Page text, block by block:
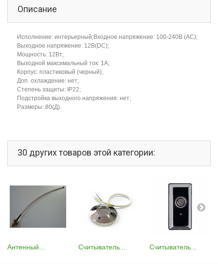
Описание
Исполнение: интерьерный;Входное напряжение: 100-240В (AC);
Выходное напряжение: 12В(DC);
Мощность: 12Вт;
Выходной максимальный ток: 1А;
Корпус: пластиковый (черный);
Доп. охлаждение: нет;
Степень защиты: IP22;
Подстройка выходного напряжения: нет;
Размеры: 80(Д).
30 других товаров этой категории:
Антенный... Считыватель... Считыватель...